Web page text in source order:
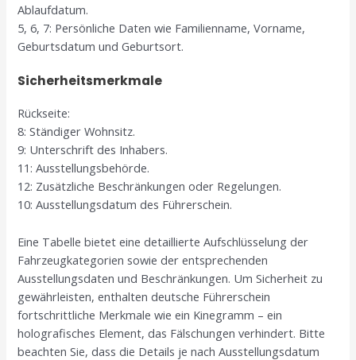
Ablaufdatum.
5, 6, 7: Persönliche Daten wie Familienname, Vorname,
Geburtsdatum und Geburtsort.
Sicherheitsmerkmale
Rückseite:
8: Ständiger Wohnsitz.
9: Unterschrift des Inhabers.
11: Ausstellungsbehörde.
12: Zusätzliche Beschränkungen oder Regelungen.
10: Ausstellungsdatum des Führerschein.
Eine Tabelle bietet eine detaillierte Aufschlüsselung der
Fahrzeugkategorien sowie der entsprechenden
Ausstellungsdaten und Beschränkungen. Um Sicherheit zu
gewährleisten, enthalten deutsche Führerschein
fortschrittliche Merkmale wie ein Kinegramm – ein
holografisches Element, das Fälschungen verhindert. Bitte
beachten Sie, dass die Details je nach Ausstellungsdatum